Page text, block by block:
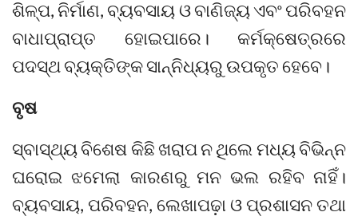
ଶିଳ୍ପ, ନିର୍ମାଣ, ବ୍ୟବସାୟ ଓ ବାଣିଜ୍ୟ ଏବଂ ପରିବହନ
ବାଧାପ୍ରାପ୍ତ ହୋଇପାରେ। କର୍ମକ୍ଷେତ୍ରରେ
ପଦସ୍ଥ ବ୍ୟକ୍ତିଙ୍କ ସାନ୍ନିଧ୍ୟରୁ ଉପକୃତ ହେବେ।
ବୃଷ
ସ୍ବାସ୍ଥ୍ୟ ବିଶେଷ କିଛି ଖରାପ ନ ଥିଲେ ମଧ୍ୟ ବିଭିନ୍ନ
ଘରୋଇ ଝମେଲା କାରଣରୁ ମନ ଭଲ ରହିବ ନାହିଁ।
ବ୍ୟବସାୟ, ପରିବହନ, ଲେଖାପଢ଼ା ଓ ପ୍ରଶାସନ ତଥା